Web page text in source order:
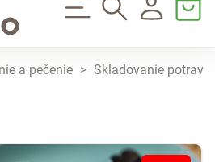
a pečenie > Skladovanie potravín